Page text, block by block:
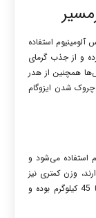
استفاده
و از جذب گرمای
همچنین از هدر
چروک شدن ایزوگام
استفاده می‌شود و
وزن کمتری نیز
خواهند داشت. در اصل وزن این ایزوگام‌ها بین 35 تا 45 کیلوگرم بوده و